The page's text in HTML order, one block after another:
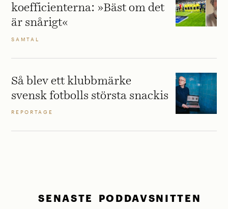
koefficienterna: »Bäst om det
är snårigt«
SAMTAL
Så blev ett klubbmärke
svensk fotbolls största snackis
REPORTAGE
SENASTE PODDAVSNITTEN